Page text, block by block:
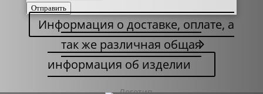
Отправить
Информация о доставке, оплате, а
так же различная общая
информация об изделии